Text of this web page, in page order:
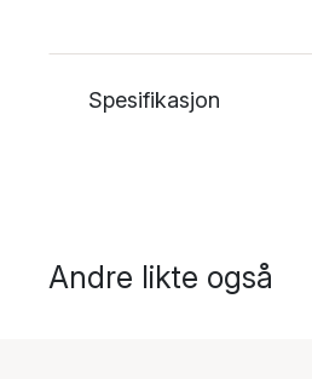
Spesifikasjon
Andre likte også